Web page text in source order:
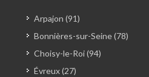
Arpajon (91)
Bonnières-sur-Seine (78)
Choisy-le-Roi (94)
Évreux (27)